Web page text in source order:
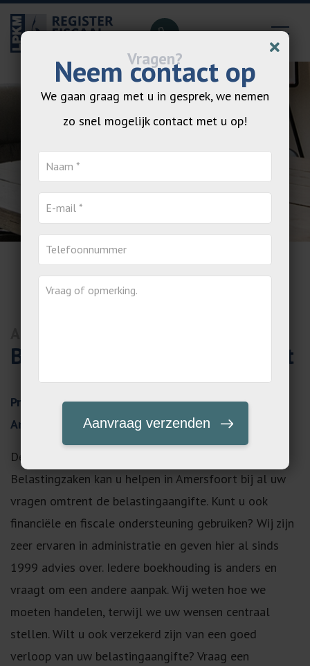
Totaal advisering
Belastingadviseur Amersfoort
Professionele belastingadviseur inhuren in
Amersfoort
De belastingadviseur van LPKM Administraties en
Belastingzaken kan u helpen in Amersfoort bij al uw
vragen omtrent de belastingaangifte. Kunt u ook
financiële en fiscale ondersteuning gebruiken? Wij zijn
zeer ervaren in administratie en geven hier al sinds
1999 advies over. Iedere boekhouding is anders en
vraagt om een andere aanpak. Wij weten hoe we
moeten handelen, terwijl we uw wensen centraal
stellen. Wilt u ook verzekerd zijn van een goed
verloop van uw belastingaangifte? Vraag een
Neem contact op
We gaan graag met u in gesprek, we nemen
zo snel mogelijk contact met u op!